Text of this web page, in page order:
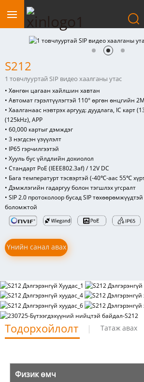
S212
1 товчлууртай SIP видео хаалганы утас
• Хөнгөн цагаан хайлшин хавтан
• Автомат гэрэлтүүлэгтэй 110° өргөн өнцгийн
• Хаалганаас нэвтрэх аргууд: дуудлага, IC карт
(125kHz), APP
• 60,000 картыг дэмждэг
• 3 нэгдсэн үзүүлэлт
• IP65 гэрчилгээтэй
• Хууль бус үйлдлийн дохиолол
• Стандарт PoE (IEEE802.3af) / 12V DC
• Бага температурт тэсвэртэй (-40℃-аас 55℃
• Дэмжлэгийн гадаргуу болон тэгшлэх угсралт
• SIP 2.0 протоколоор бусад SIP
боломжтой
Үнийн санал авах
Тодорхойлолт Татаж авах
Физик өмч